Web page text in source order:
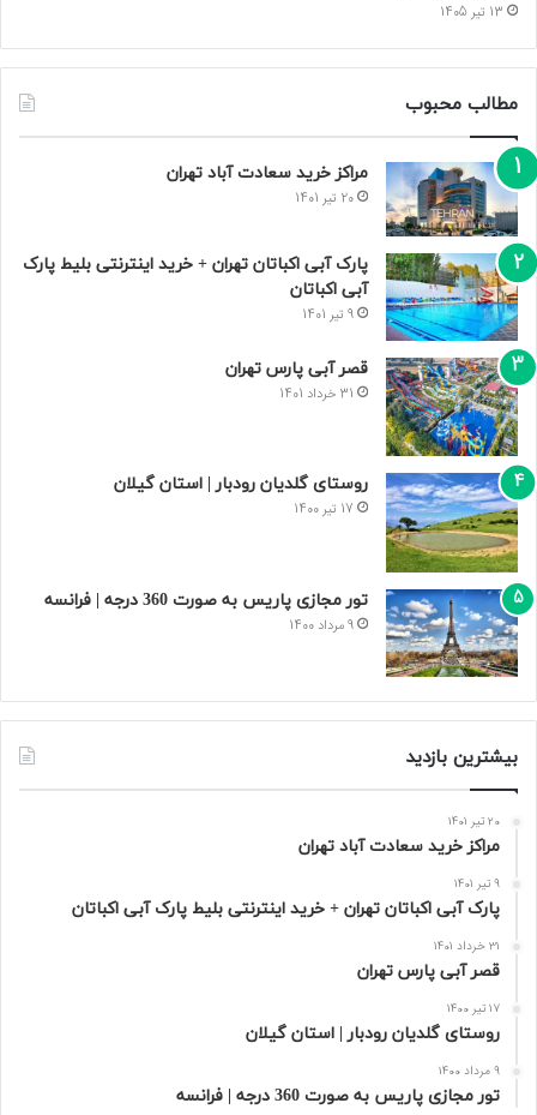
13 تیر 1405
مطالب محبوب
مراکز خرید سعادت‌ آباد تهران
20 تیر 1401
پارک آبی اکباتان تهران + خرید اینترنتی بلیط پارک
آبی اکباتان
9 تیر 1401
قصر آبی پارس تهران
31 خرداد 1401
روستای گلدیان رودبار | استان گیلان
17 تیر 1400
تور مجازی پاریس به صورت 360 درجه | فرانسه
9 مرداد 1400
بیشترین بازدید
20 تیر 1401
مراکز خرید سعادت‌ آباد تهران
9 تیر 1401
پارک آبی اکباتان تهران + خرید اینترنتی بلیط پارک آبی اکباتان
31 خرداد 1401
قصر آبی پارس تهران
17 تیر 1400
روستای گلدیان رودبار | استان گیلان
9 مرداد 1400
تور مجازی پاریس به صورت 360 درجه | فرانسه